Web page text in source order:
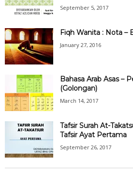
September 5, 2017
Fiqh Wanita : Nota –
January 27, 2016
Bahasa Arab Asas –
(Golongan)
March 14, 2017
Tafsir Surah At-
Tafsir Ayat Pertama
September 26, 2017